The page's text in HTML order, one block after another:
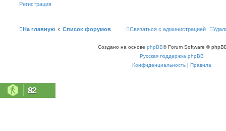
Регистрация
На главную Список форумов Связаться с администрацией
Создано на основе phpBB® Forum Software ©
Русская поддержка phpBB
Конфиденциальность | Правила
82